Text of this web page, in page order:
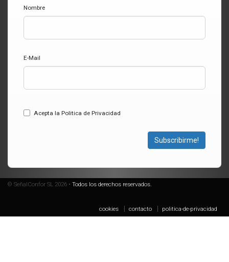
Nombre
E-Mail
Acepta la Politica de Privacidad
Subscribirme!
© SeñalConfor SL 2026 • Todos los derechos reservados.
cookies contacto politica-de-privacidad